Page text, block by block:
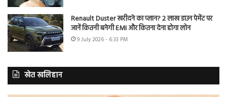
Renault Duster खरीदने का प्लान? 2 लाख डाउन पेमेंट पर
जानें कितनी बनेगी EMI और कितना देना होगा लोन
9 July 2026 - 6:33 PM
खेत खलिहान